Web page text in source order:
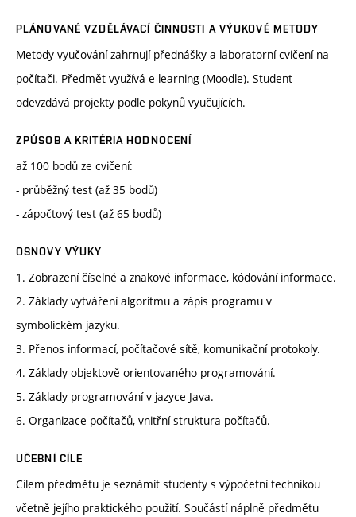
PLÁNOVANÉ VZDĚLÁVACÍ ČINNOSTI A VÝUKOVÉ METODY
Metody vyučování zahrnují přednášky a laboratorní cvičení na
počítači. Předmět využívá e-learning (Moodle). Student
odevzdává projekty podle pokynů vyučujících.
ZPŮSOB A KRITÉRIA HODNOCENÍ
až 100 bodů ze cvičení:
- průběžný test (až 35 bodů)
- zápočtový test (až 65 bodů)
OSNOVY VÝUKY
1. Zobrazení číselné a znakové informace, kódování informace.
2. Základy vytváření algoritmu a zápis programu v
symbolickém jazyku.
3. Přenos informací, počítačové sítě, komunikační protokoly.
4. Základy objektově orientovaného programování.
5. Základy programování v jazyce Java.
6. Organizace počítačů, vnitřní struktura počítačů.
UČEBNÍ CÍLE
Cílem předmětu je seznámit studenty s výpočetní technikou
včetně jejího praktického použití. Součástí náplně předmětu